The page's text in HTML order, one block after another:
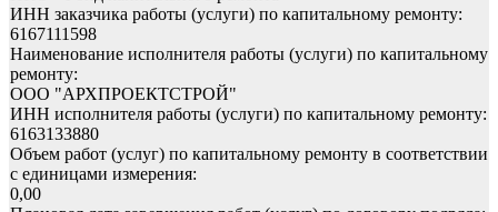
ИНН заказчика работы (услуги) по капитальному ремонту:
6167111598
Наименование исполнителя работы (услуги) по капитальному
ремонту:
ООО "АРХПРОЕКТСТРОЙ"
ИНН исполнителя работы (услуги) по капитальному ремонту:
6163133880
Объем работ (услуг) по капитальному ремонту в соответствии
с единицами измерения:
0,00